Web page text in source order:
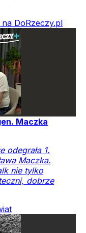
DoRzeczy.pl
Maczka
odegrała 1.
Maczka.
nie tylko
dobrze